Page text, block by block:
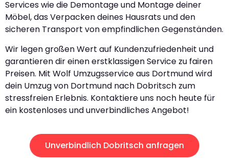
Services wie die Demontage und Montage deiner
Möbel, das Verpacken deines Hausrats und den
sicheren Transport von empfindlichen Gegenständen.
Wir legen großen Wert auf Kundenzufriedenheit und
garantieren dir einen erstklassigen Service zu fairen
Preisen. Mit Wolf Umzugsservice aus Dortmund wird
dein Umzug von Dortmund nach Dobritsch zum
stressfreien Erlebnis. Kontaktiere uns noch heute für
ein kostenloses und unverbindliches Angebot!
Unverbindlich Dobritsch anfragen